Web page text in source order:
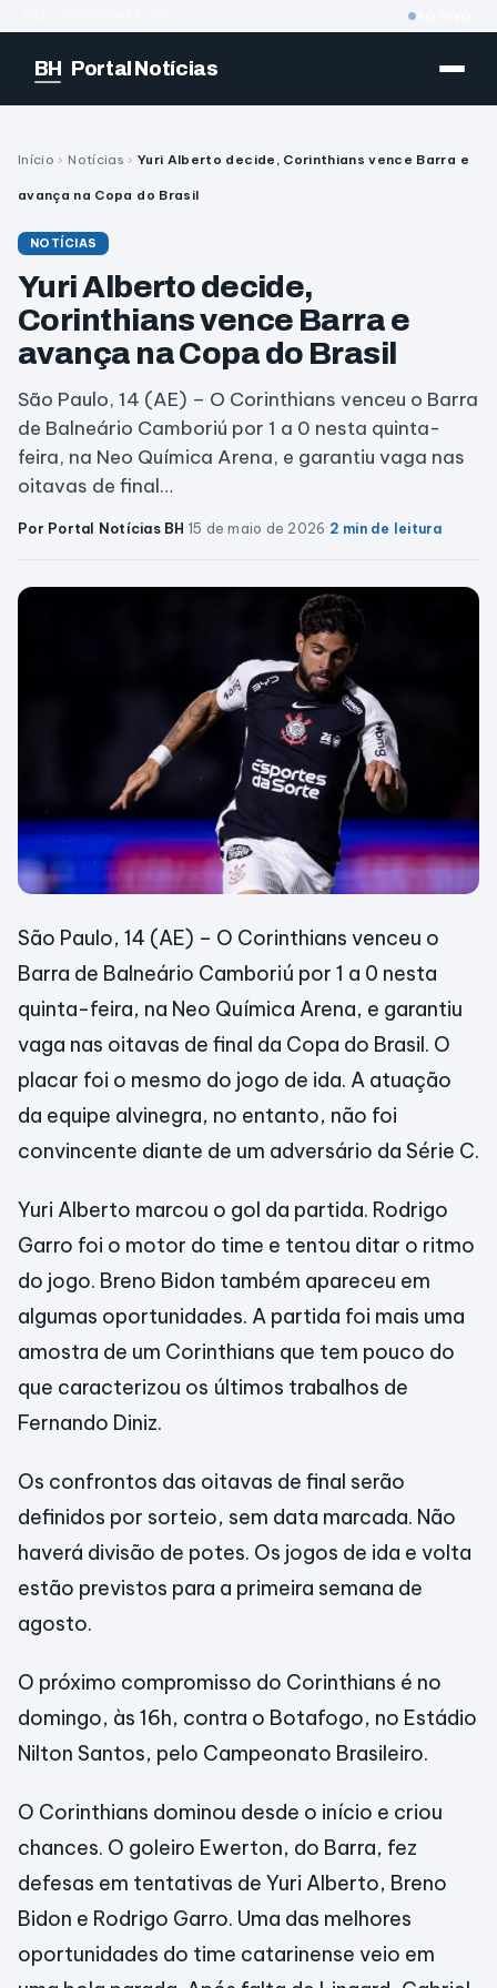
BH Portal Notícias
Início › Notícias › Yuri Alberto decide, Corinthians vence Barra e
avança na Copa do Brasil
NOTÍCIAS
Yuri Alberto decide,
Corinthians vence Barra e
avança na Copa do Brasil
São Paulo, 14 (AE) – O Corinthians venceu o Barra
de Balneário Camboriú por 1 a 0 nesta quinta-
feira, na Neo Química Arena, e garantiu vaga nas
oitavas de final…
Por Portal Notícias BH·15 de maio de 2026·2 min de leitura
São Paulo, 14 (AE) – O Corinthians venceu o
Barra de Balneário Camboriú por 1 a 0 nesta
quinta-feira, na Neo Química Arena, e garantiu
vaga nas oitavas de final da Copa do Brasil. O
placar foi o mesmo do jogo de ida. A atuação
da equipe alvinegra, no entanto, não foi
convincente diante de um adversário da Série C.
Yuri Alberto marcou o gol da partida. Rodrigo
Garro foi o motor do time e tentou ditar o ritmo
do jogo. Breno Bidon também apareceu em
algumas oportunidades. A partida foi mais uma
amostra de um Corinthians que tem pouco do
que caracterizou os últimos trabalhos de
Fernando Diniz.
Os confrontos das oitavas de final serão
definidos por sorteio, sem data marcada. Não
haverá divisão de potes. Os jogos de ida e volta
estão previstos para a primeira semana de
agosto.
O próximo compromisso do Corinthians é no
domingo, às 16h, contra o Botafogo, no Estádio
Nilton Santos, pelo Campeonato Brasileiro.
O Corinthians dominou desde o início e criou
chances. O goleiro Ewerton, do Barra, fez
defesas em tentativas de Yuri Alberto, Breno
Bidon e Rodrigo Garro. Uma das melhores
oportunidades do time catarinense veio em